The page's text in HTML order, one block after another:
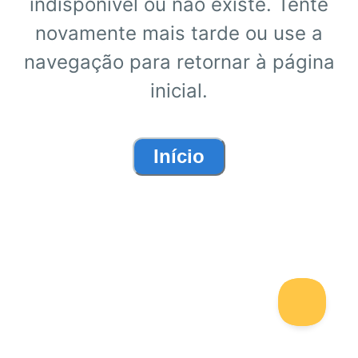
novamente mais tarde ou use a
navegação para retornar à página
inicial.
Início